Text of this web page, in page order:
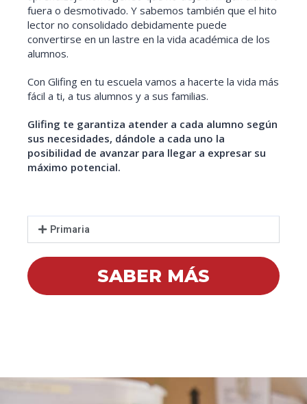
fuera o desmotivado. Y sabemos también que el hito
lector no consolidado debidamente puede
convertirse en un lastre en la vida académica de los
alumnos.
Con Glifing en tu escuela vamos a hacerte la vida más
fácil a ti, a tus alumnos y a sus familias.
Glifing te garantiza atender a cada alumno según
sus necesidades, dándole a cada uno la
posibilidad de avanzar para llegar a expresar su
máximo potencial.
Primaria
SABER MÁS